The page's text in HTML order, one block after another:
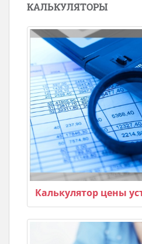
КАЛЬКУЛЯТОРЫ
Калькулятор цены